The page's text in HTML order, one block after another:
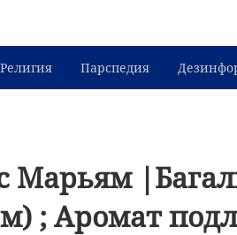
Религия Парспедия
Марьям
; Аромат